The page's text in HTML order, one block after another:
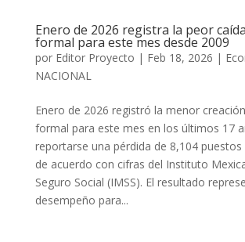
Enero de 2026 registra la peor
formal para este mes desde 2009
por Editor Proyecto | Feb 18, 2026 |
NACIONAL
Enero de 2026 registró la menor
formal para este mes en los últimos 17
reportarse una pérdida de 8,104
de acuerdo con cifras del Instituto
Seguro Social (IMSS). El resultado
desempeño para...